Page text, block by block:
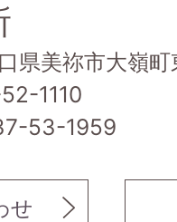
県美祢市大嶺
1110
53-1959
せ